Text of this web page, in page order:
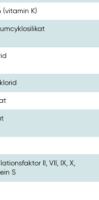
(vitamin K)
II, VII, IX, X,
S